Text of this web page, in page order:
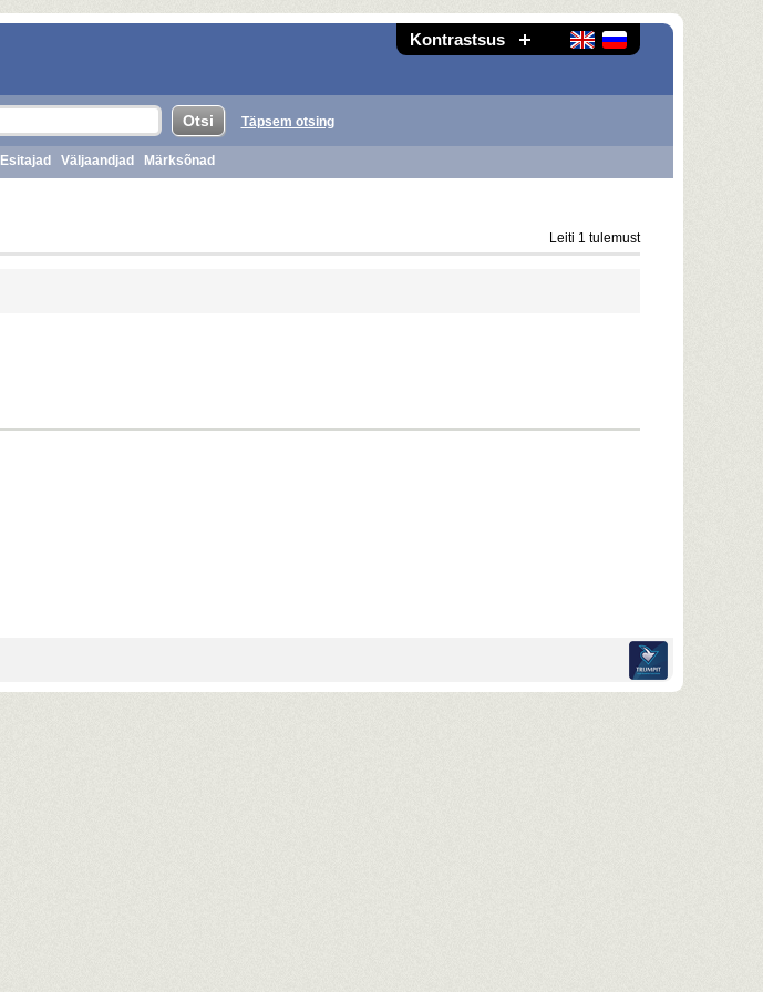
Kontrastsus
Täpsem otsing
Esitajad Väljaandjad Märksõnad
Leiti 1 tulemust